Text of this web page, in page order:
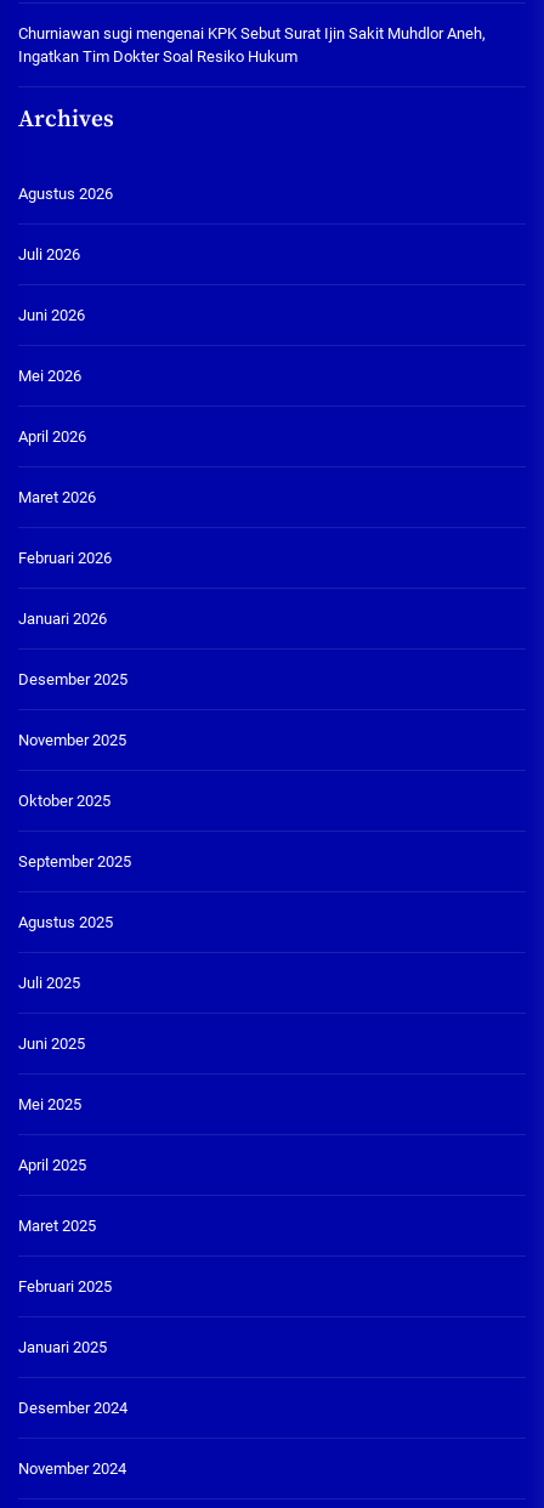
Churniawan sugi mengenai KPK Sebut Surat Ijin Sakit Muhdlor Aneh,
Ingatkan Tim Dokter Soal Resiko Hukum
Archives
Agustus 2026
Juli 2026
Juni 2026
Mei 2026
April 2026
Maret 2026
Februari 2026
Januari 2026
Desember 2025
November 2025
Oktober 2025
September 2025
Agustus 2025
Juli 2025
Juni 2025
Mei 2025
April 2025
Maret 2025
Februari 2025
Januari 2025
Desember 2024
November 2024